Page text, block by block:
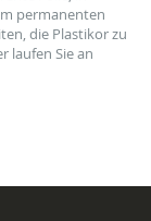
permanenten
die Plastikorzu
laufen Sie an